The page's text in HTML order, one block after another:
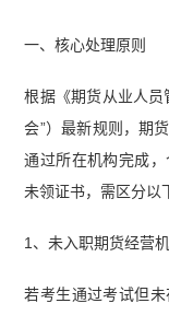
一、核心处理原则
根据《期货从业人员
会”）最新规则，期
通过所在机构完成
未领证书，需区分以
1、未入职期货经营
若考生通过考试但